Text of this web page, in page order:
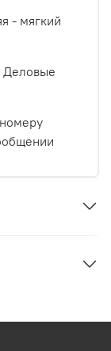
- мягкий
Деловые